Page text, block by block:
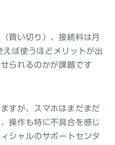
買い切り）、接続料は月
ば使うほどメリットが出
られるのかが課題です
すが、スマホはまだまだ
操作も特に不具合を感じ
シャルのサポートセンタ